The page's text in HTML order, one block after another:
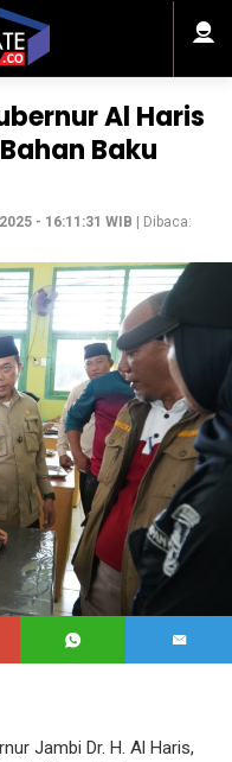
Al Haris
Baku
- 16:11:31 WIB | Dibaca:
Jambi Dr. H. Al Haris,